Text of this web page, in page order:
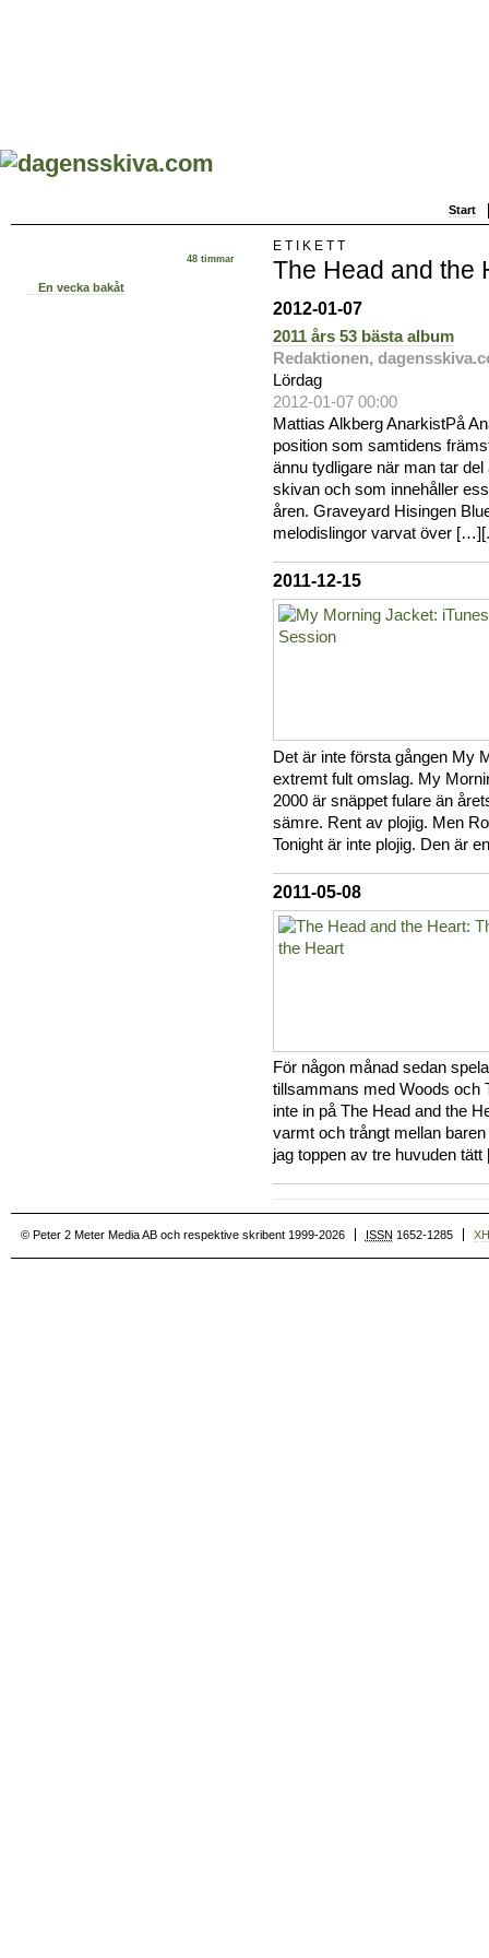
Start
48 timmar
En vecka bakåt
ETIKETT
The Head and the
2012-01-07
2011 års 53 bästa album
Redaktionen,
Lördag
2012-01-07 00:00
Mattias Alkberg AnarkistPå
position som samtidens
ännu tydligare när man tar
skivan och som innehåller
åren. Graveyard Hisingen
melodislingor varvat över […][
2011-12-15
Det är inte första gången My
extremt fult omslag. My
2000 är snäppet fulare än
sämre. Rent av plojig. Men
Tonight är inte plojig. Den är
2011-05-08
För någon månad sedan
tillsammans med Woods och
inte in på The Head and the
varmt och trångt mellan
jag toppen av tre huvuden
© Peter 2 Meter Media AB och respektive skribent 1999-2026 ISSN 1652-1285